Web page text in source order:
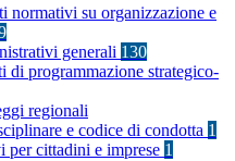
normativi su organizzazione e
generali 130
di programmazione strategico-
regionali
e codice di condotta 1
per cittadini e imprese 1